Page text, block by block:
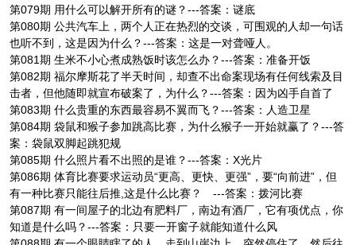
第079期 用什么可以解开所有的谜？---答案：谜底
第080期 公共汽车上，两个人正在热烈的交谈，可围观的人却一句话
也听不到，这是因为什么？---答案：这是一对聋哑人。
第081期 生米不小心煮成熟饭时该怎么办？---答案：准备开饭
第082期 福尔摩斯花了半天时间，却查不出命案现场有任何线索及目
击者，但他随即就宣布破案了，为什么？---答案：因为凶手自首了
第083期 什么贵重的东西最容易不翼而飞？---答案：人造卫星
第084期 袋鼠和猴子参加跳高比赛，为什么猴子一开始就赢了？---答
案：袋鼠双脚起跳犯规
第085期 什么照片看不出照的是谁？---答案：X光片
第086期 体育比赛要求运动员“更高、更快、更强”，要“向前进”，但
有一种比赛只能往后推,这是什么比赛？ ---答案：拨河比赛
第087期 有一间屋子的北边有肥料厂，南边有酒厂，它有项优点，你
知道是什么吗？---答案：只要一开窗子就能知道什么风